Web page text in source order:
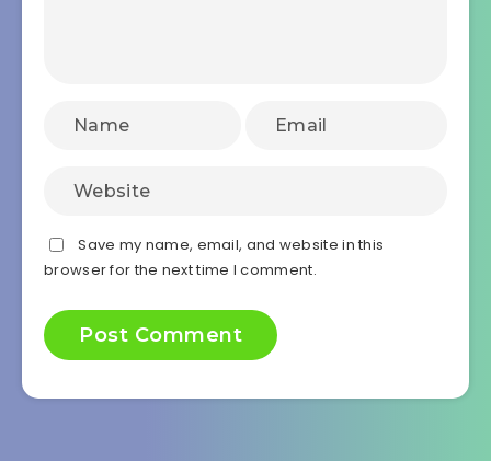
Save my name, email, and website in this
browser for the next time I comment.